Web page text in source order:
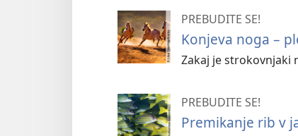
PREBUDITE SE!
Konjeva noga –
Zakaj je strokovnjaki
PREBUDITE SE!
Premikanje rib v